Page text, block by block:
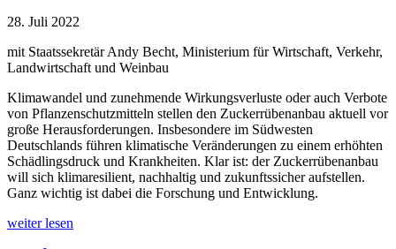
28. Juli 2022
mit Staatssekretär Andy Becht, Ministerium für Wirtschaft, Verkehr,
Landwirtschaft und Weinbau
Klimawandel und zunehmende Wirkungsverluste oder auch Verbote
von Pflanzenschutzmitteln stellen den Zuckerrübenanbau aktuell vor
große Herausforderungen. Insbesondere im Südwesten
Deutschlands führen klimatische Veränderungen zu einem erhöhten
Schädlingsdruck und Krankheiten. Klar ist: der Zuckerrübenanbau
will sich klimaresilient, nachhaltig und zukunftssicher aufstellen.
Ganz wichtig ist dabei die Forschung und Entwicklung.
weiter lesen